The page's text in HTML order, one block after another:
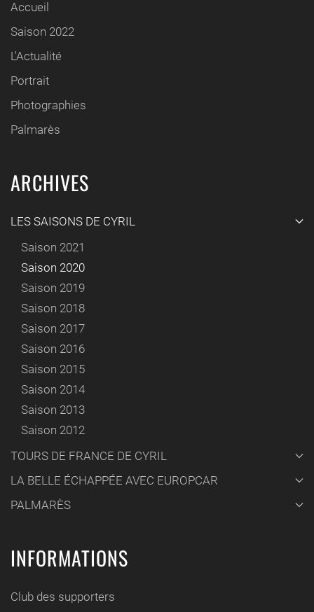
Accueil
Saison 2022
L'Actualité
Portrait
Photographies
Palmarès
ARCHIVES
LES SAISONS DE CYRIL
Saison 2021
Saison 2020
Saison 2019
Saison 2018
Saison 2017
Saison 2016
Saison 2015
Saison 2014
Saison 2013
Saison 2012
TOURS DE FRANCE DE CYRIL
LA BELLE ÉCHAPPÉE AVEC EUROPCAR
PALMARÈS
INFORMATIONS
Club des supporters